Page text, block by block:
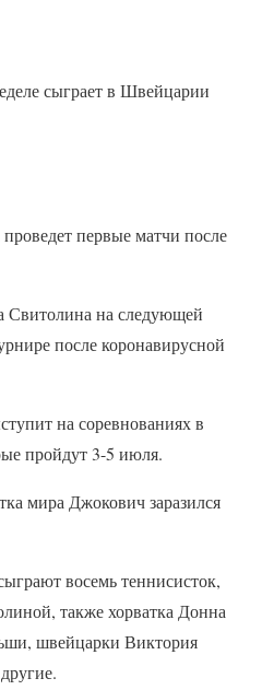
сыграет в Швейцарии
первые матчи после
Свитолина на следующей
после коронавирусной
на соревнованиях в
пройдут 3-5 июля.
мира Джокович заразился
восемь теннисисток,
также хорватка Донна
швейцарки Виктория